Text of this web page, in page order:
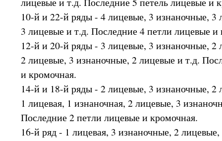
10-й и 22-й ряды - 4 лицевые, 3 изнаночные, 3
3 лицевые и т.д. Последние 4 петли лицевые и
12-й и 20-й ряды - 3 лицевые, 3 изнаночные, 2
2 лицевые, 3 изнаночные, 2 лицевые и т.д.
и кромочная.
14-й и 18-й ряды - 2 лицевые, 3 изнаночные, 2
1 лицевая, 1 изнаночная, 2 лицевые, 3
Последние 2 петли лицевые и кромочная.
16-й ряд - 1 лицевая, 3 изнаночные, 2